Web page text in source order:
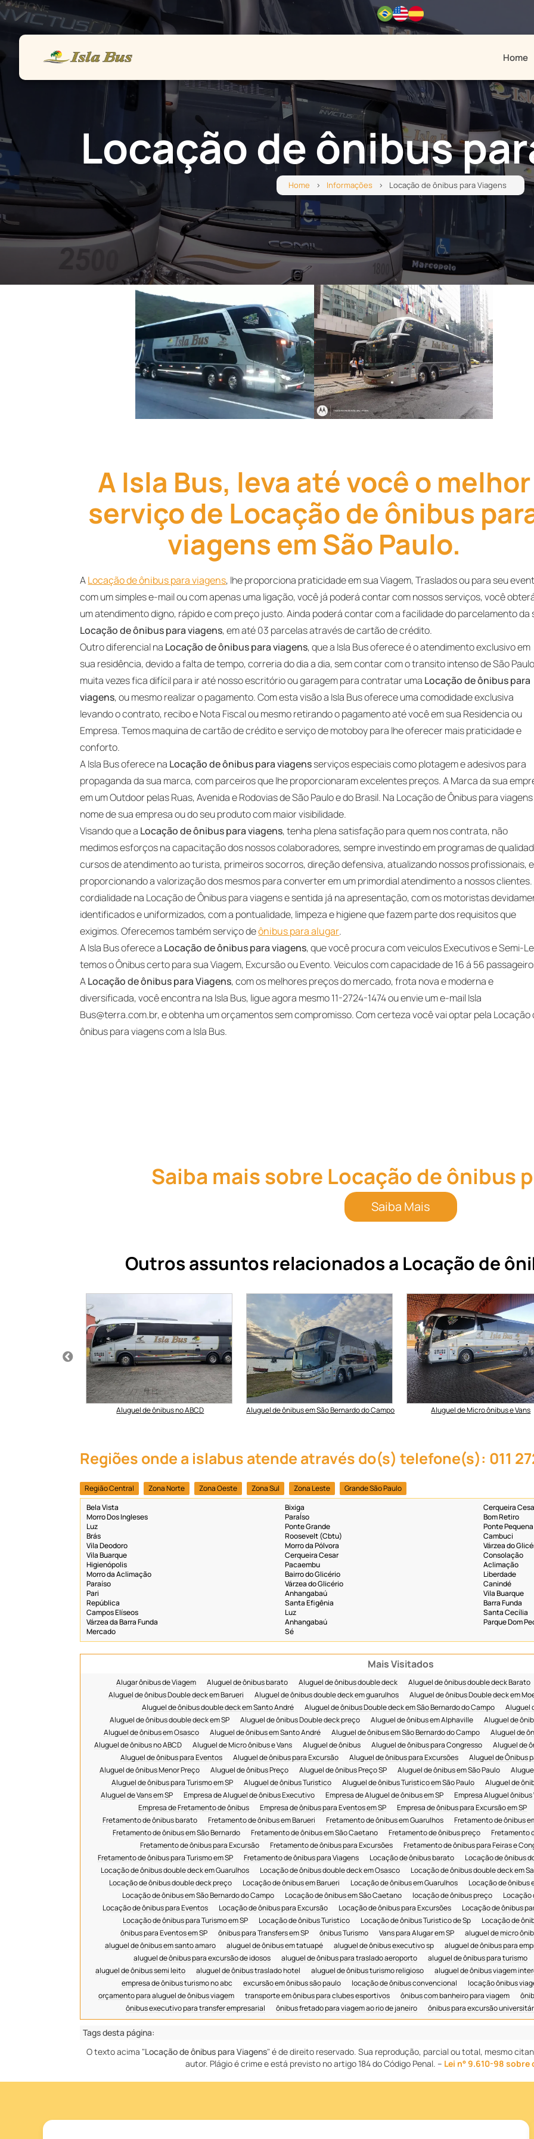
Home
Vendas
Serviços
Contato
Locação de ônibus
Home Informações Locação de ônibus para Viagens
A Isla Bus, leva até você o melhor
serviço de Locação de ônibus
viagens em São Paulo.
ALocação de ônibus para viagens, lhe proporciona praticidade em sua Viagem, Traslados ou para seu
com um simples e-mail ou com apenas uma ligação, você já poderá contar com nossos serviços, você
um atendimento digno, rápido e com preço justo. Ainda poderá contar com a facilidade do parcelamento da
Locação de ônibus para viagens, em até 03 parcelas através de cartão de crédito.
Outro diferencial na Locação de ônibus para viagens, que a Isla Bus oferece é o atendimento exclusivo em
sua residência, devido a falta de tempo, correria do dia a dia, sem contar com o transito intenso de São
muita vezes fica difícil para ir até nosso escritório ou garagem para contratar uma Locação de ônibus para
viagens, ou mesmo realizar o pagamento. Com esta visão a Isla Bus oferece uma comodidade exclusiva
levando o contrato, recibo e Nota Fiscal ou mesmo retirando o pagamento até você em sua Residencia ou
Empresa. Temos maquina de cartão de crédito e serviço de motoboy para lhe oferecer mais praticidade e
conforto.
A Isla Bus oferece na Locação de ônibus para viagensserviços especiais como plotagem e adesivos para
propaganda da sua marca, com parceiros que lhe proporcionaram excelentes preços. A Marca da sua
em um Outdoor pelas Ruas, Avenida e Rodovias de São Paulo e do Brasil. Na Locação de Ônibus para
nome de sua empresa ou do seu produto com maior visibilidade.
Visando que a Locação de ônibus para viagens, tenha plena satisfação para quem nos contrata, não
medimos esforços na capacitação dos nossos colaboradores, sempre investindo em programas de
cursos de atendimento ao turista, primeiros socorros, direção defensiva, atualizando nossos profissionais, e
proporcionando a valorização dos mesmos para converter em um primordial atendimento a nossos clientes.
cordialidade na Locação de Ônibus para viagens e sentida já na apresentação, com os motoristas
identificados e uniformizados, com a pontualidade, limpeza e higiene que fazem parte dos requisitos que
exigimos. Oferecemos também serviço deônibus para alugar.
A Isla Bus oferece a Locação de ônibus para viagens, que você procura com veiculos Executivos e Semi-
temos o Ônibus certo para sua Viagem, Excursão ou Evento. Veiculos com capacidade de 16 á 56
ALocação de ônibus para Viagens, com os melhores preços do mercado, frota nova e moderna e
diversificada, você encontra na Isla Bus, ligue agora mesmo 11-2724-1474 ou envie um e-mail Isla
Bus@terra.com.br, e obtenha um orçamentos sem compromisso. Com certeza você vai optar pela Locação
ônibus para viagens com a Isla Bus.
Saiba mais sobre Locação de ônibus
Saiba Mais
Outros assuntos relacionados a Locação de
Aluguel de ônibus no ABCD Aluguel de ônibus em São Bernardo do Campo Aluguel de Micro ônibus e Vans
Regiões onde a islabus atende através do(s) telefone(s): 011
Região Central Zona Norte Zona Oeste Zona Sul Zona Leste
Grande São Paulo
Bela Vista
Bixiga
Cerqueira
Morro Dos Ingleses
ParaÍso
Bom Retiro
Luz
Ponte Grande
Ponte Pequena
Brás
Roosevelt (Cbtu)
Cambuci
Vila Deodoro
Morro da Pólvora
Várzea do
Vila Buarque
Cerqueira Cesar
Consolação
Higienópolis
Pacaembu
Aclimação
Morro da Aclimação
Bairro do Glicério
Liberdade
Paraíso
Várzea do Glicério
Canindé
Pari
Anhangabaú
Vila Buarque
República
Santa Efigênia
Barra Funda
Campos Elíseos
Luz
Santa Cecília
Várzea da Barra Funda
Anhangabaú
Parque Dom
Mercado
Sé
Mais Visitados
Alugar ônibus de Viagem Aluguel de ônibus barato Aluguel de ônibus double deck Aluguel de ônibus double deck Barato
Aluguel de ônibus Double deck em Barueri
Aluguel de ônibus double deck em guarulhos Aluguel de ônibus Double deck em
Aluguel de ônibus double deck em Santo André
Aluguel de ônibus Double deck em São Bernardo do Campo
Aluguel
Aluguel de ônibus double deck em SP
Aluguel de ônibus Double deck preço Aluguel de ônibus em Alphaville Aluguel de
Aluguel de ônibus em Osasco
Aluguel de ônibus em Santo André Aluguel de ônibus em São Bernardo do Campo Aluguel de
Aluguel de ônibus no ABCD
Aluguel de Micro ônibus e Vans Aluguel de ônibus Aluguel de ônibus para Congresso Aluguel de
Aluguel de ônibus para Eventos
Aluguel de ônibus para Excursão Aluguel de ônibus para Excursões Aluguel de Ônibus
Aluguel de ônibus Menor Preço
Aluguel de ônibus Preço Aluguel de ônibus Preço SP Aluguel de ônibus em São Paulo
Aluguel de ônibus para Turismo em SP
Aluguel de ônibus Turistico Aluguel de ônibus Turistico em São Paulo Aluguel de
Aluguel de Vans em SP
Empresa de Aluguel de ônibus Executivo Empresa de Aluguel de ônibus em SP Empresa Aluguel ônibus
Empresa de Fretamento de ônibus
Empresa de ônibus para Eventos em SP Empresa de ônibus para Excursão em SP
Fretamento de ônibus barato
Fretamento de ônibus em Barueri Fretamento de ônibus em Guarulhos Fretamento de ônibus
Fretamento de ônibus em São Bernardo
Fretamento de ônibus em São Caetano Fretamento de ônibus preço Fretamento
Fretamento de ônibus para Excursão
Fretamento de ônibus para Excursões Fretamento de ônibus para Feiras e
Fretamento de ônibus para Turismo em SP
Fretamento de ônibus para Viagens Locação de ônibus barato Locação de ônibus
Locação de ônibus double deck em Guarulhos
Locação de ônibus double deck em Osasco Locação de ônibus double deck em
Locação de ônibus double deck preço
Locação de ônibus em Barueri Locação de ônibus em Guarulhos Locação de ônibus
Locação de ônibus em São Bernardo do Campo
Locação de ônibus em São Caetano locação de ônibus preço Locação
Locação de ônibus para Eventos
Locação de ônibus para Excursão Locação de ônibus para Excursões Locação de ônibus
Locação de ônibus para Turismo em SP
Locação de ônibus Turistico Locação de ônibus Turistico de Sp Locação de
ônibus para Eventos em SP
ônibus para Transfers em SP ônibus Turismo Vans para Alugar em SP aluguel de micro
aluguel de ônibus em santo amaro
aluguel de ônibus em tatuapé aluguel de ônibus executivo sp aluguel de ônibus para
aluguel de ônibus para excursão de idosos
aluguel de ônibus para traslado aeroporto aluguel de ônibus para turismo
aluguel de ônibus semi leito
aluguel de ônibus traslado hotel aluguel de ônibus turismo religioso aluguel de ônibus viagem
empresa de ônibus turismo no abc
excursão em ônibus são paulo locação de ônibus convencional locação ônibus
orçamento para aluguel de ônibus viagem
transporte em ônibus para clubes esportivos ônibus com banheiro para viagem
ônibus executivo para transfer empresarial
ônibus fretado para viagem ao rio de janeiro ônibus para excursão
Tags desta página:
O texto acima "Locação de ônibus para Viagens" é de direito reservado. Sua reprodução, parcial ou total, mesmo
autor. Plágio é crime e está previsto no artigo 184 do Código Penal. – Lei n° 9.610-98